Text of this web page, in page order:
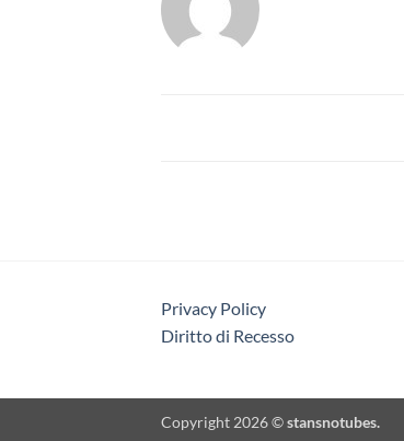
Privacy Policy
Diritto di Recesso
Copyright 2026 ©stansnotubes.